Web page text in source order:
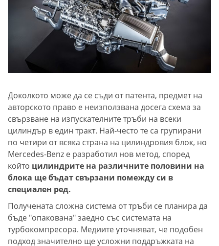
Доколкото може да се съди от патента, предмет на
авторското право е неизползвана досега схема за
свързване на изпускателните тръби на всеки
цилиндър в един тракт. Най-често те са групирани
по четири от всяка страна на цилиндровия блок, но
Mercedes-Benz е разработил нов метод, според
който цилиндрите на различните половини на
блока ще бъдат свързани помежду си в
специален ред.
Получената сложна система от тръби се планира да
бъде "опакована" заедно със системата на
турбокомпресора. Медиите уточняват, че подобен
подход значително ще усложни поддръжката на